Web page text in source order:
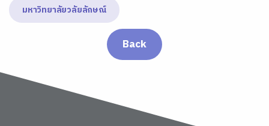
มหาวิทยาลัยวลัยลักษณ์
Back